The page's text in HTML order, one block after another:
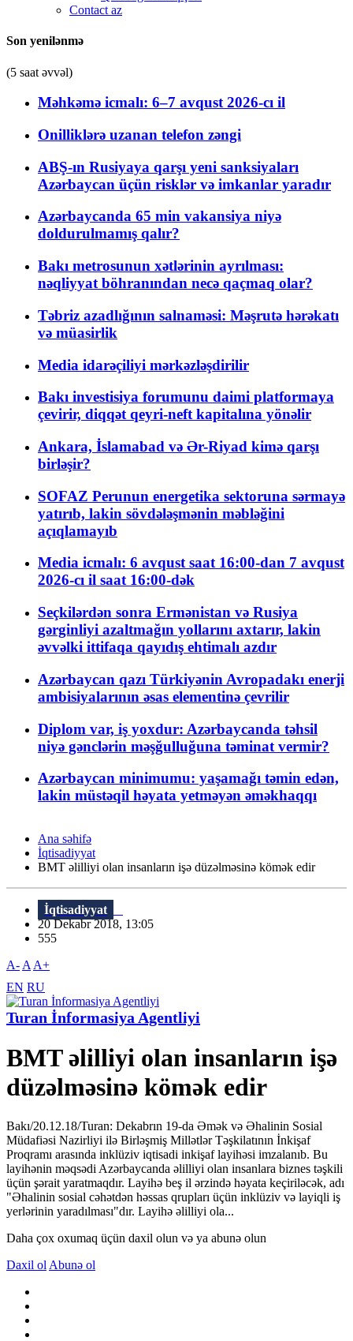
Contact az
Son yenilənmə
(5 saat əvvəl)
Məhkəmə icmalı: 6–7 avqust 2026-cı il
Onilliklərə uzanan telefon zəngi
ABŞ-ın Rusiyaya qarşı yeni sanksiyaları
Azərbaycan üçün risklər və imkanlar yaradır
Azərbaycanda 65 min vakansiya niyə
doldurulmamış qalır?
Bakı metrosunun xətlərinin ayrılması:
nəqliyyat böhranından necə qaçmaq olar?
Təbriz azadlığının salnaməsi: Məşrutə hərəkatı
və müasirlik
Media idarəçiliyi mərkəzləşdirilir
Bakı investisiya forumunu daimi platformaya
çevirir, diqqət qeyri-neft kapitalına yönəlir
Ankara, İslamabad və Ər-Riyad kimə qarşı
birləşir?
SOFAZ Perunun energetika sektoruna sərmayə
yatırıb, lakin sövdələşmənin məbləğini
açıqlamayıb
Media icmalı: 6 avqust saat 16:00-dan 7 avqust
2026-cı il saat 16:00-dək
Seçkilərdən sonra Ermənistan və Rusiya
gərginliyi azaltmağın yollarını axtarır, lakin
əvvəlki ittifaqa qayıdış ehtimalı azdır
Azərbaycan qazı Türkiyənin Avropadakı enerji
ambisiyalarının əsas elementinə çevrilir
Diplom var, iş yoxdur: Azərbaycanda təhsil
niyə gənclərin məşğulluğuna təminat vermir?
Azərbaycan minimumu: yaşamağı təmin edən,
lakin müstəqil həyata yetməyən əməkhaqqı
Ana səhifə
İqtisadiyyat
BMT əlilliyi olan insanların işə düzəlməsinə kömək edir
İqtisadiyyat
20 Dekabr 2018, 13:05
555
A- A A+
EN RU
Turan İnformasiya Agentliyi
BMT əlilliyi olan insanların işə
düzəlməsinə kömək edir
Bakı/20.12.18/Turan: Dekabrın 19-da Əmək və Əhalinin Sosial
Müdafiəsi Nazirliyi ilə Birləşmiş Millətlər Təşkilatının İnkişaf
Proqramı arasında inklüziv iqtisadi inkişaf layihəsi imzalanıb. Bu
layihənin məqsədi Azərbaycanda əlilliyi olan insanlara biznes təşkili
üçün şərait yaratmaqdır. Layihə beş il ərzində həyata keçiriləcək, adı
"Əhalinin sosial cəhətdən həssas qrupları üçün inklüziv və layiqli iş
yerlərinin yaradılması"dır. Layihə əlilliyi ola...
Daha çox oxumaq üçün daxil olun və ya abunə olun
Daxil ol Abunə ol